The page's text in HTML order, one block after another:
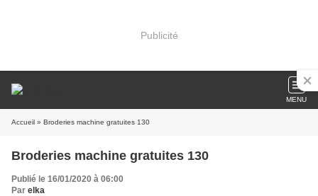
Publicité
MENU
Accueil » Broderies machine gratuites 130
Broderies machine gratuites 130
Publié le 16/01/2020 à 06:00
Par elka